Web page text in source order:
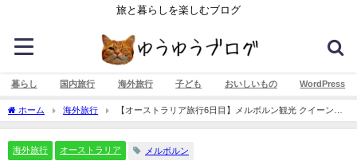
旅と暮らしを楽しむブログ
暮らし 国内旅行 海外旅行 子ども おいしいもの WordPress
ホーム 海外旅行
【オーストラリア旅行6日目】メルボルン観光 クイーンビ
クトリアマーケット
海外旅行 オーストラリア メルボルン